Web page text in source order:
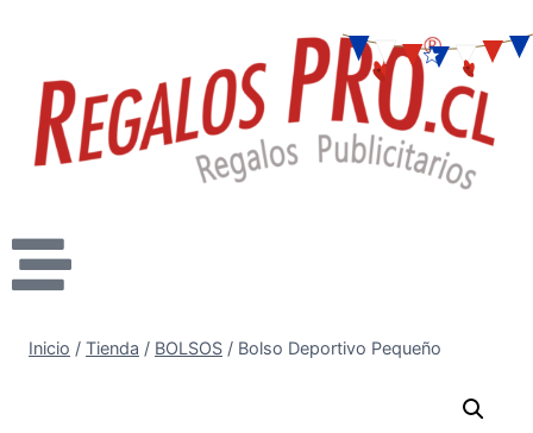
Inicio / Tienda / BOLSOS / Bolso Deportivo Pequeño